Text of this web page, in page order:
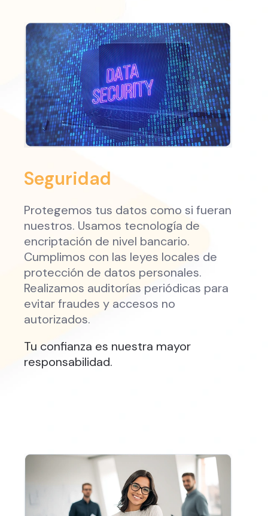
Seguridad
Protegemos tus datos como si fueran
nuestros. Usamos tecnología de
encriptación de nivel bancario.
Cumplimos con las leyes locales de
protección de datos personales.
Realizamos auditorías periódicas para
evitar fraudes y accesos no
autorizados.
Tu confianza es nuestra mayor
responsabilidad.